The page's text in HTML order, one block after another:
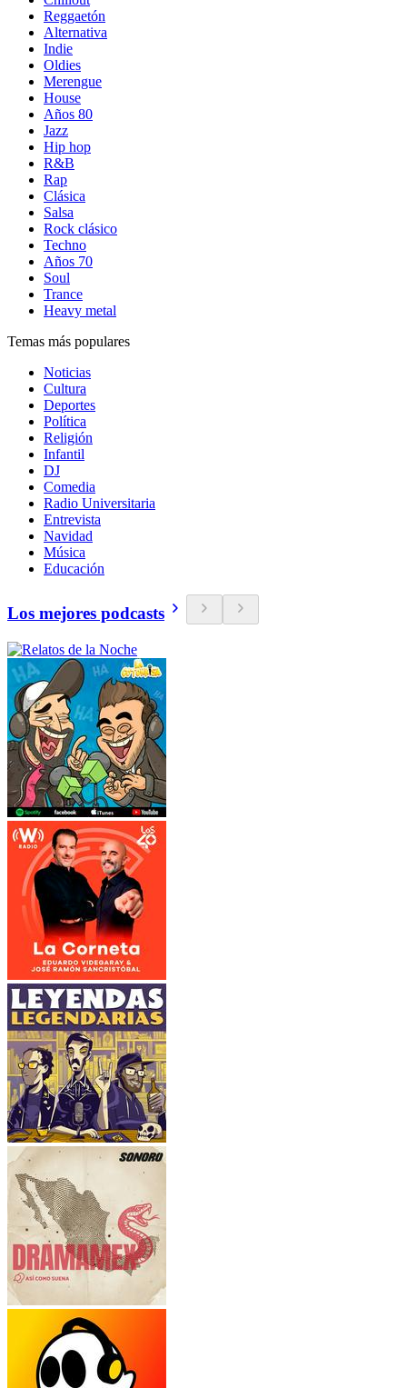
Reggaetón
Alternativa
Indie
Oldies
Merengue
House
Años 80
Jazz
Hip hop
R&B
Rap
Clásica
Salsa
Rock clásico
Techno
Años 70
Soul
Trance
Heavy metal
Temas más populares
Noticias
Cultura
Deportes
Política
Religión
Infantil
DJ
Comedia
Radio Universitaria
Entrevista
Navidad
Música
Educación
Los mejores podcasts